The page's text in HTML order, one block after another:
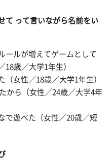
って言いながら名前をい
ールが増えてゲームとして
18歳／大学1年生）
（女性／18歳／大学1年生）
から（女性／24歳／大学4年
で遊べた（女性／20歳／短